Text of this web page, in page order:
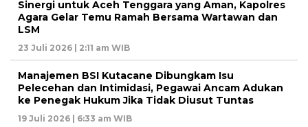
Sinergi untuk Aceh Tenggara yang Aman, Kapolres
Agara Gelar Temu Ramah Bersama Wartawan dan
LSM
23 Juli 2026 | 2:11 am WIB
Manajemen BSI Kutacane Dibungkam Isu
Pelecehan dan Intimidasi, Pegawai Ancam Adukan
ke Penegak Hukum Jika Tidak Diusut Tuntas
19 Juli 2026 | 6:33 am WIB